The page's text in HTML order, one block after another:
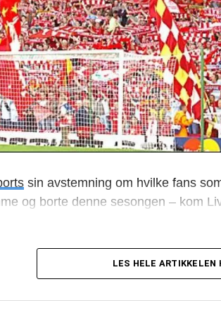
sin avstemning om hvilke fans
og borte denne sesongen – kom
sannsynligvis synger mest for
LES HELE ARTIKKELEN